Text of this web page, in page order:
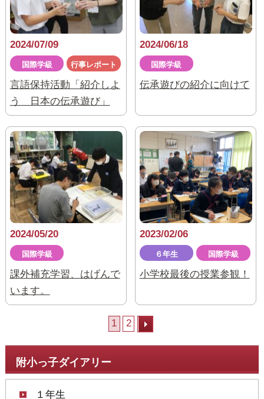
附小っ子ダイアリー
１年生
2024/07/09
国際学級 行事レポート
言語保持活動「紹介しよ
う 日本の伝承遊び」
2024/06/18
国際学級
伝承遊びの紹介に向けて
2024/05/20
国際学級
課外補充学習、はげんで
います。
2023/02/06
６年生 国際学級
小学校最後の授業参観！
1 2